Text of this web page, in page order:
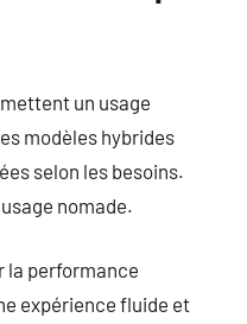
un usage
modèles hybrides
selon les besoins.
nomade.
la performance
expérience fluide et